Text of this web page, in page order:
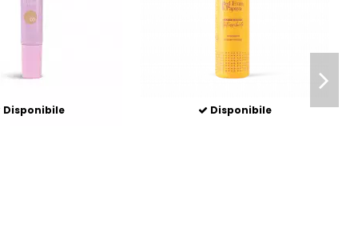
Disponibile Disponibile